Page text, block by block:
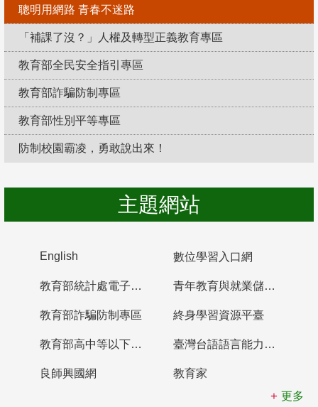
聰明用網路 青春不迷路
「補課了沒？」人權及轉型正義教育專區
教育部全民安全指引專區
教育部詐騙防制專區
教育部性別平等專區
防制校園霸凌，勇敢說出來！
主題網站
English 數位學習入口網
教育部統計處電子書櫃 青年教育與就業儲蓄帳戶
教育部詐騙防制專區 終身學習資源平臺
教育部高中等以下學校及幼兒園教師資格檢定考試 臺灣台語語言能力認證網站
良師興國網
教育家
更多